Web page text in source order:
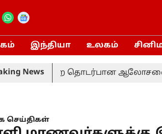
இந்தியா உலகம்
Newsதொடர்பான ஆலோசனை:
செய்திகள்